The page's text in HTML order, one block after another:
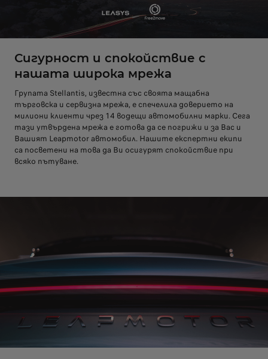
Сигурност и спокойствие с
нашата широка мрежа
Групата Stellantis, известна със своята мащабна
търговска и сервизна мрежа, е спечелила доверието на
милиони клиенти чрез 14 водещи автомобилни марки. Сега
тази утвърдена мрежа е готова да се погрижи и за Вас и
Вашият Leapmotor автомобил. Нашите експертни екипи
са посветени на това да Ви осигурят спокойствие при
всяко пътуване.